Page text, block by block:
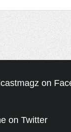
on
on Twitter